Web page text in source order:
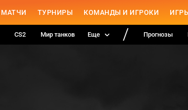
МАТЧИ ТУРНИРЫ КОМАНДЫ И ИГРОКИ
CS2 Мир танков Еще Прогнозы